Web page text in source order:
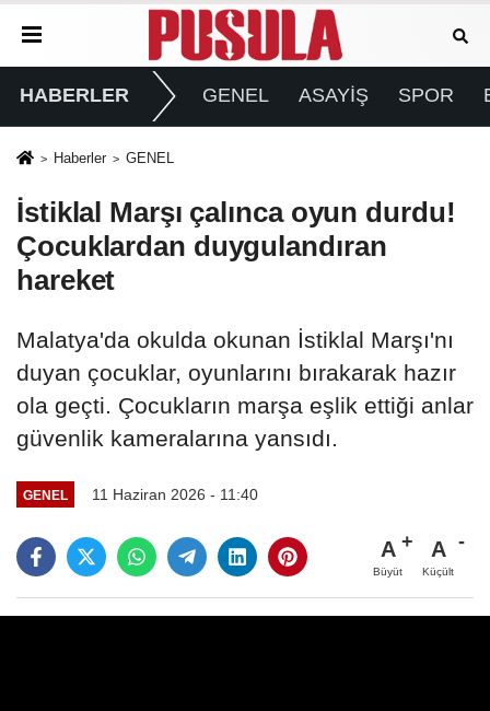
HABERLER GENEL ASAYİŞ SPOR
Haberler GENEL
İstiklal Marşı çalınca oyun durdu!
Çocuklardan duygulandıran
hareket
Malatya'da okulda okunan İstiklal Marşı'nı
duyan çocuklar, oyunlarını bırakarak hazır
ola geçti. Çocukların marşa eşlik ettiği anlar
güvenlik kameralarına yansıdı.
GENEL 11 Haziran 2026 - 11:40
A
Büyüt
A
Küçült